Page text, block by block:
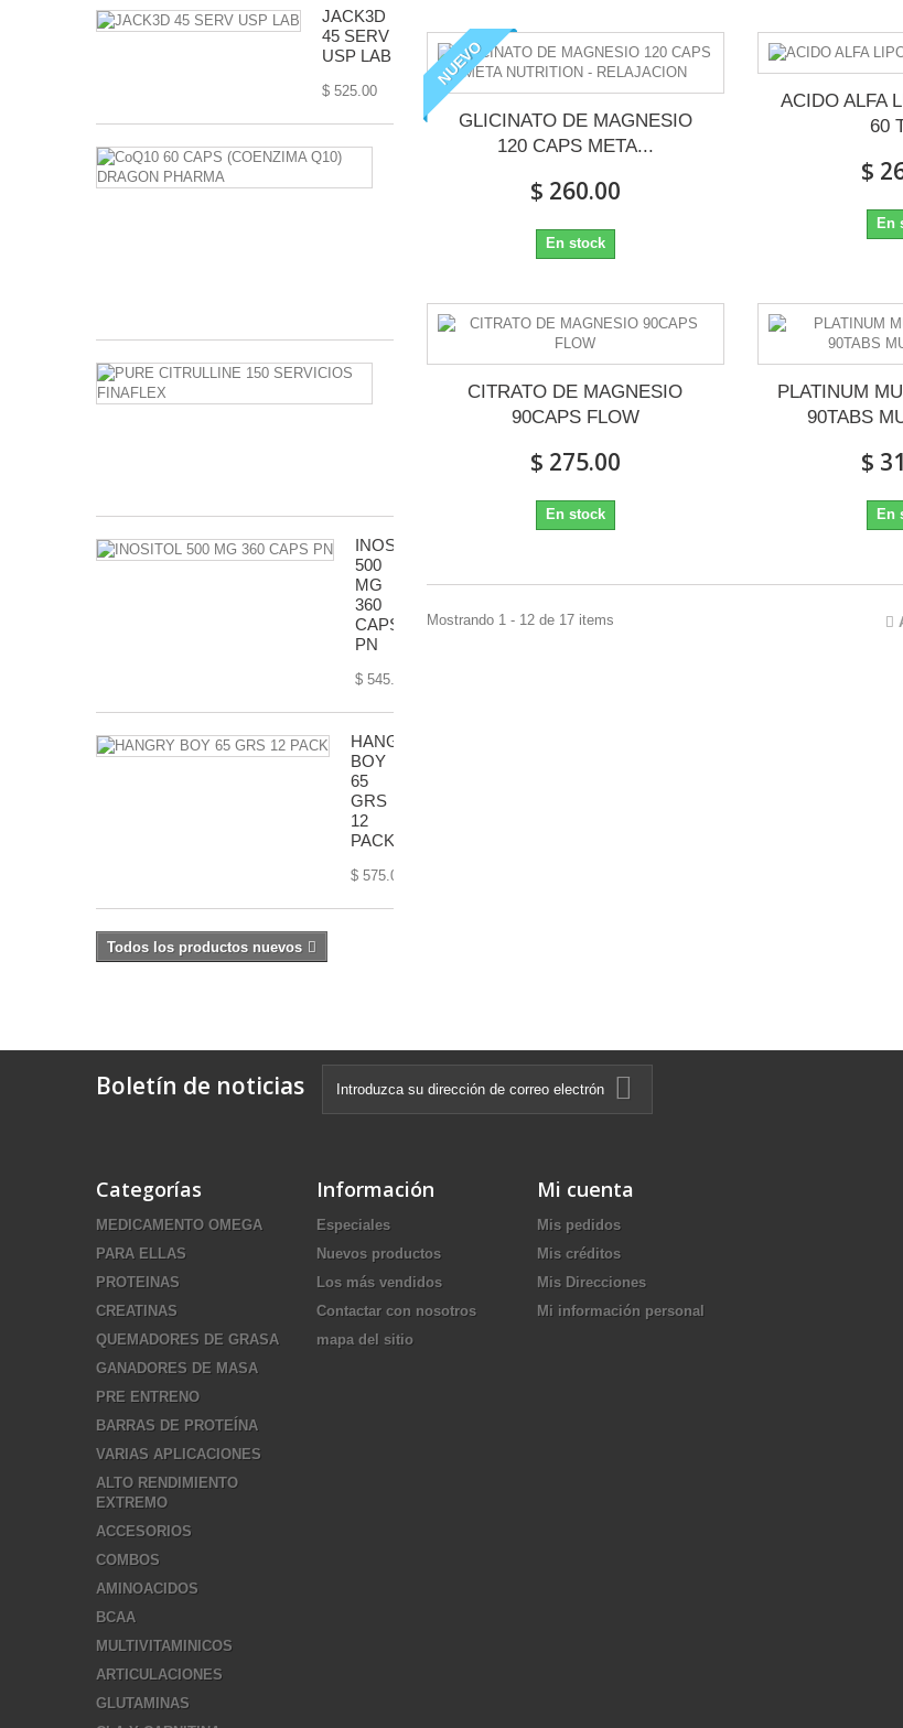
JACK3D
45 SERV
USP LAB
$ 525.00
$ 340.00
PURE
CITRULLINE
INOSITOL
500
MG
360
CAPS
PN
$ 545.00
HANGRY
BOY
65
GRS
12
PACK
$ 575.00
Todos los productos nuevos
NUEVO
GLICINATO DE MAGNESIO
120 CAPS META...
$ 260.00
En stock
ACIDO ALFA
60
$
En
CITRATO DE MAGNESIO
90CAPS FLOW
$ 275.00
En stock
PLATINUM
90TABS
$
En
Mostrando 1 - 12 de 17 items
Boletín de noticias
Categorías
MEDICAMENTO OMEGA
PARA ELLAS
PROTEINAS
CREATINAS
QUEMADORES DE GRASA
GANADORES DE MASA
PRE ENTRENO
BARRAS DE PROTEÍNA
VARIAS APLICACIONES
ALTO RENDIMIENTO
EXTREMO
ACCESORIOS
COMBOS
AMINOACIDOS
BCAA
MULTIVITAMINICOS
ARTICULACIONES
GLUTAMINAS
Información
Especiales
Nuevos productos
Los más vendidos
Contactar con nosotros
mapa del sitio
Mi cuenta
Mis pedidos
Mis créditos
Mis Direcciones
Mi información personal